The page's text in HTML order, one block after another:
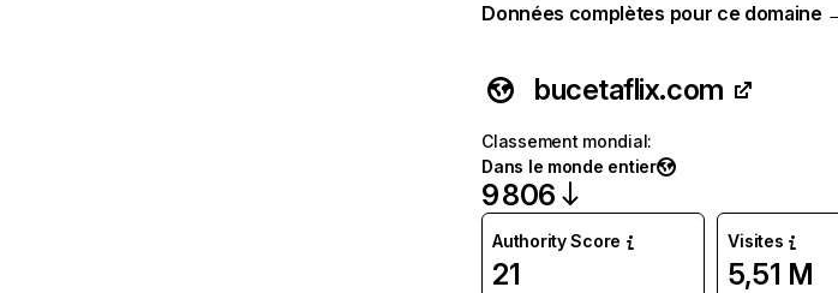
Données complètes pour ce domaine
bucetaflix.com
Classement mondial:
Dans le monde entier
9 806
Authority Score
21
Visites
5,51 M